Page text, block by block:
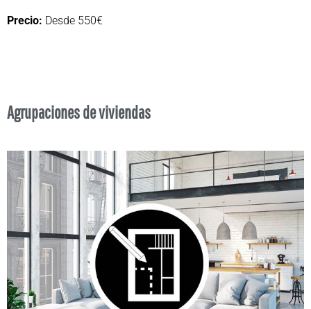
Precio: Desde 550€
Agrupaciones de viviendas